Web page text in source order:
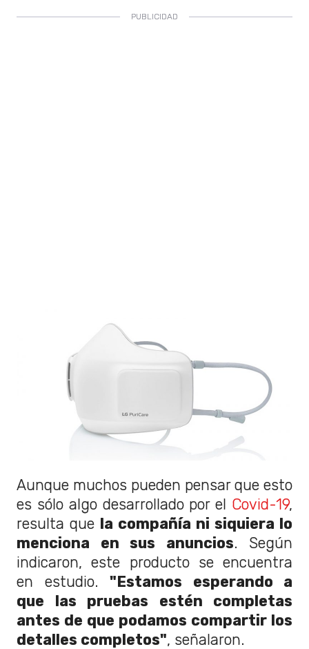
Aunque muchos pueden pensar que esto
es sólo algo desarrollado por el Covid-19,
resulta que la compañía ni siquiera lo
menciona en sus anuncios. Según
indicaron, este producto se encuentra
en estudio. "Estamos esperando a
que las pruebas estén completas
antes de que podamos compartir los
detalles completos", señalaron.